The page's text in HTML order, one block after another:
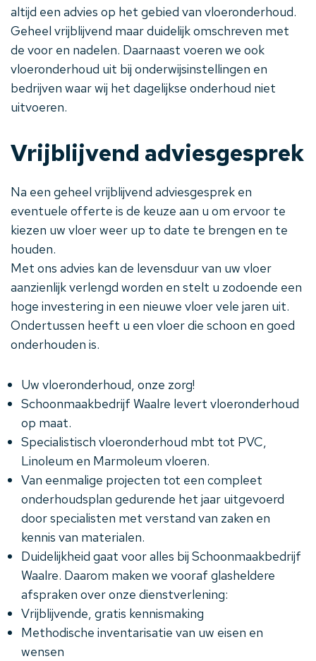
altijd een advies op het gebied van vloeronderhoud.
Geheel vrijblijvend maar duidelijk omschreven met
de voor en nadelen. Daarnaast voeren we ook
vloeronderhoud uit bij onderwijsinstellingen en
bedrijven waar wij het dagelijkse onderhoud niet
uitvoeren.
Vrijblijvend adviesgesprek
Na een geheel vrijblijvend adviesgesprek en
eventuele offerte is de keuze aan u om ervoor te
kiezen uw vloer weer up to date te brengen en te
houden.
Met ons advies kan de levensduur van uw vloer
aanzienlijk verlengd worden en stelt u zodoende een
hoge investering in een nieuwe vloer vele jaren uit.
Ondertussen heeft u een vloer die schoon en goed
onderhouden is.
Uw vloeronderhoud, onze zorg!
Schoonmaakbedrijf Waalre levert vloeronderhoud
op maat.
Specialistisch vloeronderhoud mbt tot PVC,
Linoleum en Marmoleum vloeren.
Van eenmalige projecten tot een compleet
onderhoudsplan gedurende het jaar uitgevoerd
door specialisten met verstand van zaken en
kennis van materialen.
Duidelijkheid gaat voor alles bij Schoonmaakbedrijf
Waalre. Daarom maken we vooraf glasheldere
afspraken over onze dienstverlening:
Vrijblijvende, gratis kennismaking
Methodische inventarisatie van uw eisen en
wensen